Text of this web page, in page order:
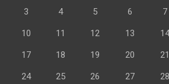
3 4 5 6 7
10 11 12 13 14
17 18 19 20 21
24 25 26 27 28